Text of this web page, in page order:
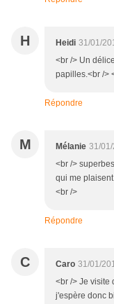
H Heidi 31/01/
<br /> Un
papilles.<br />
Répondre
M Mélanie 31/
<br />
qui me
<br />
Répondre
C Caro 31/01/
<br /> Je visite
j'espère donc